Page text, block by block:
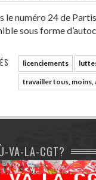
le numéro 24 de
sous forme
licenciements
travailler tous, moins,
VA-LA-CGT?